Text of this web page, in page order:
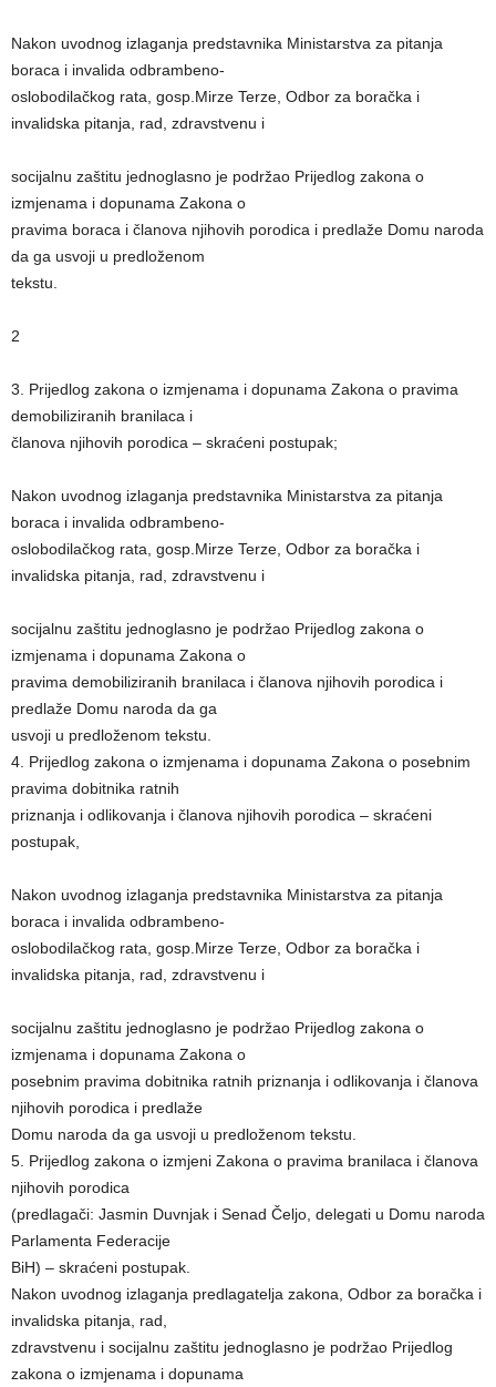
Nakon uvodnog izlaganja predstavnika Ministarstva za pitanja
boraca i invalida odbrambeno-
oslobodilačkog rata, gosp.Mirze Terze, Odbor za boračka i
invalidska pitanja, rad, zdravstvenu i
socijalnu zaštitu jednoglasno je podržao Prijedlog zakona o
izmjenama i dopunama Zakona o
pravima boraca i članova njihovih porodica i predlaže Domu naroda
da ga usvoji u predloženom
tekstu.
2
3. Prijedlog zakona o izmjenama i dopunama Zakona o pravima
demobiliziranih branilaca i
članova njihovih porodica – skraćeni postupak;
Nakon uvodnog izlaganja predstavnika Ministarstva za pitanja
boraca i invalida odbrambeno-
oslobodilačkog rata, gosp.Mirze Terze, Odbor za boračka i
invalidska pitanja, rad, zdravstvenu i
socijalnu zaštitu jednoglasno je podržao Prijedlog zakona o
izmjenama i dopunama Zakona o
pravima demobiliziranih branilaca i članova njihovih porodica i
predlaže Domu naroda da ga
usvoji u predloženom tekstu.
4. Prijedlog zakona o izmjenama i dopunama Zakona o posebnim
pravima dobitnika ratnih
priznanja i odlikovanja i članova njihovih porodica – skraćeni
postupak,
Nakon uvodnog izlaganja predstavnika Ministarstva za pitanja
boraca i invalida odbrambeno-
oslobodilačkog rata, gosp.Mirze Terze, Odbor za boračka i
invalidska pitanja, rad, zdravstvenu i
socijalnu zaštitu jednoglasno je podržao Prijedlog zakona o
izmjenama i dopunama Zakona o
posebnim pravima dobitnika ratnih priznanja i odlikovanja i članova
njihovih porodica i predlaže
Domu naroda da ga usvoji u predloženom tekstu.
5. Prijedlog zakona o izmjeni Zakona o pravima branilaca i članova
njihovih porodica
(predlagači: Jasmin Duvnjak i Senad Čeljo, delegati u Domu naroda
Parlamenta Federacije
BiH) – skraćeni postupak.
Nakon uvodnog izlaganja predlagatelja zakona, Odbor za boračka i
invalidska pitanja, rad,
zdravstvenu i socijalnu zaštitu jednoglasno je podržao Prijedlog
zakona o izmjenama i dopunama